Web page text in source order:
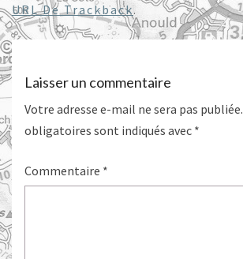
URL De Trackback.
Laisser un commentaire
Votre adresse e-mail ne sera pas publiée.
obligatoires sont indiqués avec *
Commentaire *